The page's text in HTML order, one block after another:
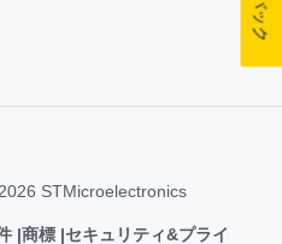
STMicroelectronics
商標 セキュリティ&プライ